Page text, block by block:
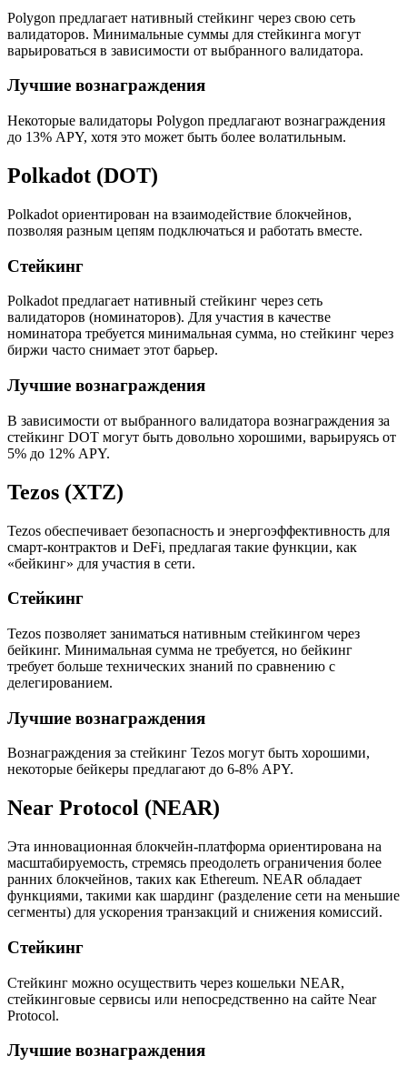
Polygon предлагает нативный стейкинг через свою сеть
валидаторов. Минимальные суммы для стейкинга могут
варьироваться в зависимости от выбранного валидатора.
Лучшие вознаграждения
Некоторые валидаторы Polygon предлагают вознаграждения
до 13% APY, хотя это может быть более волатильным.
Polkadot (DOT)
Polkadot ориентирован на взаимодействие блокчейнов,
позволяя разным цепям подключаться и работать вместе.
Стейкинг
Polkadot предлагает нативный стейкинг через сеть
валидаторов (номинаторов). Для участия в качестве
номинатора требуется минимальная сумма, но стейкинг через
биржи часто снимает этот барьер.
Лучшие вознаграждения
В зависимости от выбранного валидатора вознаграждения за
стейкинг DOT могут быть довольно хорошими, варьируясь от
5% до 12% APY.
Tezos (XTZ)
Tezos обеспечивает безопасность и энергоэффективность для
смарт-контрактов и DeFi, предлагая такие функции, как
«бейкинг» для участия в сети.
Стейкинг
Tezos позволяет заниматься нативным стейкингом через
бейкинг. Минимальная сумма не требуется, но бейкинг
требует больше технических знаний по сравнению с
делегированием.
Лучшие вознаграждения
Вознаграждения за стейкинг Tezos могут быть хорошими,
некоторые бейкеры предлагают до 6-8% APY.
Near Protocol (NEAR)
Эта инновационная блокчейн-платформа ориентирована на
масштабируемость, стремясь преодолеть ограничения более
ранних блокчейнов, таких как Ethereum. NEAR обладает
функциями, такими как шардинг (разделение сети на меньшие
сегменты) для ускорения транзакций и снижения комиссий.
Стейкинг
Стейкинг можно осуществить через кошельки NEAR,
стейкинговые сервисы или непосредственно на сайте Near
Protocol.
Лучшие вознаграждения